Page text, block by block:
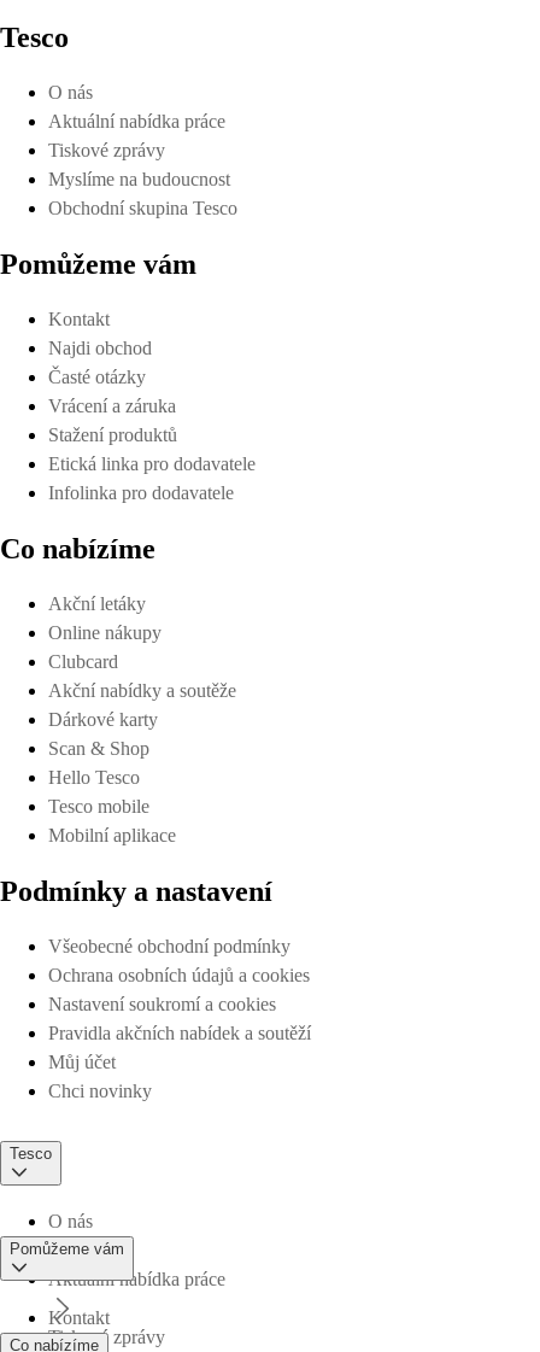
Tesco
O nás
Aktuální nabídka práce
Tiskové zprávy
Myslíme na budoucnost
Obchodní skupina Tesco
Pomůžeme vám
Kontakt
Najdi obchod
Časté otázky
Vrácení a záruka
Stažení produktů
Etická linka pro dodavatele
Infolinka pro dodavatele
Co nabízíme
Akční letáky
Online nákupy
Clubcard
Akční nabídky a soutěže
Dárkové karty
Scan & Shop
Hello Tesco
Tesco mobile
Mobilní aplikace
Podmínky a nastavení
Všeobecné obchodní podmínky
Ochrana osobních údajů a cookies
Nastavení soukromí a cookies
Pravidla akčních nabídek a soutěží
Můj účet
Chci novinky
Tesco
O nás
Aktuální nabídka práce
Tiskové zprávy
Pomůžeme vám
Kontakt
Co nabízíme